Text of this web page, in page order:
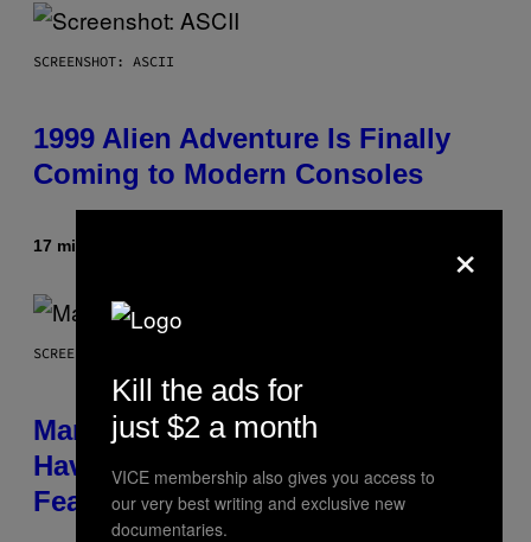
SCREENSHOT: ASCII
1999 Alien Adventure Is Finally
Coming to Modern Consoles
17 minutes ago
SCREENSHOT: NETEASE, MARVEL
Marvel Rivals Dataminers May
Have Uncovered a Major New
Feature
×
Kill the ads for
just $2 a month
VICE membership also gives you access to
our very best writing and exclusive new
documentaries.